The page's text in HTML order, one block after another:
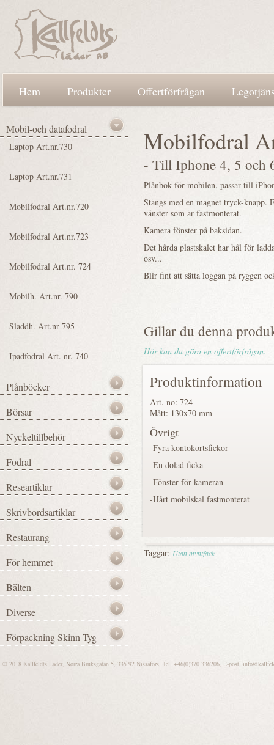
Hem Produkter Offertförfrågan
Mobilfodral
- Till Iphone 4, 5 och
Plånbok för mobilen, passar till
Stängs med en magnet tryck-
vänster som är fastmonterat.
Kamera fönster på baksidan.
Det hårda plastskalet har hål för
osv...
Blir fint att sätta loggan på ryggen
Gillar du denna
Här kan du göra en offertförfrågan.
Produktinformation
Art. no: 724
Mått: 130x70 mm
Övrigt
-Fyra kontokortsfickor
-En dolad ficka
-Fönster för kameran
-Hårt mobilskal fastmonterat
Taggar: Utan myntfack
© 2018 Kallfeldts Läder, Norra Bruksgatan 5, 335 92 Nissafors, Tel. +46(0)370 336206, E-post.